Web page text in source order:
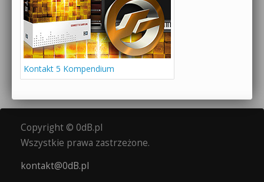
Kontakt 5 Kompendium
Copyright © 0dB.pl
Wszystkie prawa zastrzeżone.
kontakt@0dB.pl